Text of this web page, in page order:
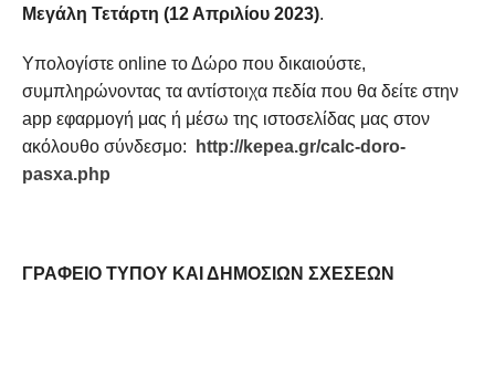
Μεγάλη Τετάρτη (12 Απριλίου 2023).
Υπολογίστε online το Δώρο που δικαιούστε,
συμπληρώνοντας τα αντίστοιχα πεδία που θα δείτε στην
app εφαρμογή μας ή μέσω της ιστοσελίδας μας στον
ακόλουθο σύνδεσμο:
http://kepea.gr/calc-doro-
pasxa.php
ΓΡΑΦΕΙΟ ΤΥΠΟΥ ΚΑΙ ΔΗΜΟΣΙΩΝ ΣΧΕΣΕΩΝ